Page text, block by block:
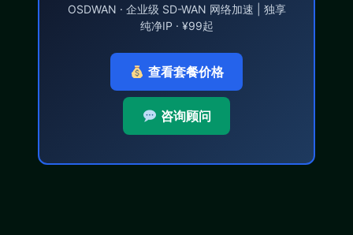
OSDWAN · 企业级 SD-WAN 网络加速 | 独享
纯净IP · ¥99起
查看套餐价格
咨询顾问